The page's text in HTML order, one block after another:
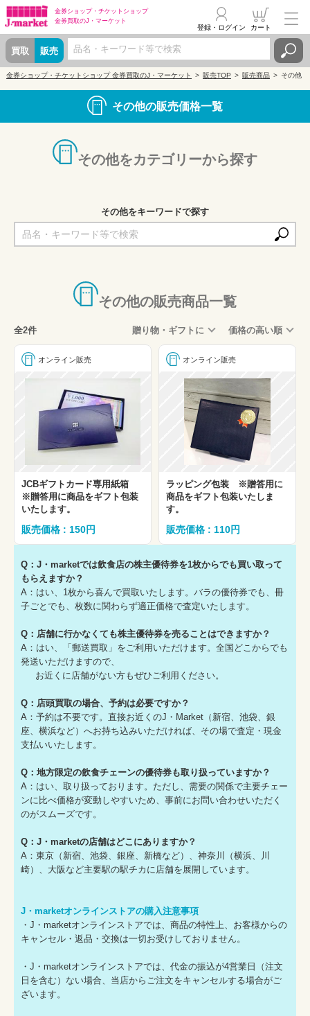
金券ショップ・ チケットショップ
金券買取のJ・マーケット
買取 販売
登録・ログイン カート
金券ショップ・チケットショップ 金券買取のJ・マーケット 販売TOP 販売商品 その他
その他の販売価格一覧
その他をカテゴリーから探す
その他をキーワードで探す
その他の販売商品一覧
全2件 贈り物・ギフトに 価格の高い順
オンライン販売
JCBギフトカード専用紙箱
※贈答用に商品をギフト包装
いたします。
販売価格 : 150円
オンライン販売
ラッピング包装 ※贈答用に
商品をギフト包装いたしま
す。
販売価格 : 110円
Q：J・marketでは飲食店の株主優待券を1枚からでも買い取って
もらえますか？
A：はい、1枚から喜んで買取いたします。バラの優待券でも、冊
子ごとでも、枚数に関わらず適正価格で査定いたします。
Q：店舗に行かなくても株主優待券を売ることはできますか？
A：はい、「郵送買取」をご利用いただけます。全国どこからでも
発送いただけますので、
お近くに店舗がない方もぜひご利用ください。
Q：店頭買取の場合、予約は必要ですか？
A：予約は不要です。直接お近くのJ・Market（新宿、池袋、銀
座、横浜など）へお持ち込みいただければ、その場で査定・現金
支払いいたします。
Q：地方限定の飲食チェーンの優待券も取り扱っていますか？
A：はい、取り扱っております。ただし、需要の関係で主要チェー
ンに比べ価格が変動しやすいため、事前にお問い合わせいただく
のがスムーズです。
Q：J・marketの店舗はどこにありますか？
A：東京（新宿、池袋、銀座、新橋など）、神奈川（横浜、川
崎）、大阪など主要駅の駅チカに店舗を展開しています。
J・marketオンラインストアの購入注意事項
・J・marketオンラインストアでは、商品の特性上、お客様からの
キャンセル・返品・交換は一切お受けしておりません。
・J・marketオンラインストアでは、代金の振込が4営業日（注文
日を含む）ない場合、当店からご注文をキャンセルする場合がご
ざいます。